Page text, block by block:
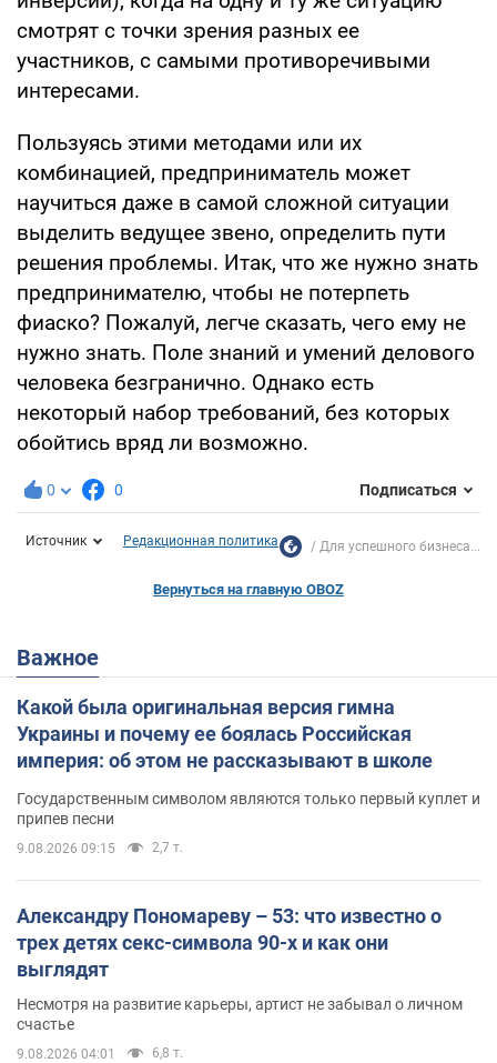
смотрят с точки зрения разных ее
участников, с самыми противоречивыми
интересами.
Пользуясь этими методами или их
комбинацией, предприниматель может
научиться даже в самой сложной ситуации
выделить ведущее звено, определить пути
решения проблемы. Итак, что же нужно знать
предпринимателю, чтобы не потерпеть
фиаско? Пожалуй, легче сказать, чего ему не
нужно знать. Поле знаний и умений делового
человека безгранично. Однако есть
некоторый набор требований, без которых
обойтись вряд ли возможно.
0 0 Подписаться
Источник Редакционная политика Для успешного бизнеса...
Вернуться на главную OBOZ
Важное
Какой была оригинальная версия гимна
Украины и почему ее боялась Российская
империя: об этом не рассказывают в школе
Государственным символом являются только первый куплет и
припев песни
9.08.2026 09:15 2,7 т.
Александру Пономареву – 53: что известно о
трех детях секс-символа 90-х и как они
выглядят
Несмотря на развитие карьеры, артист не забывал о личном
счастье
9.08.2026 04:01 6,8 т.